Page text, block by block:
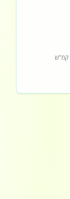
קמ"ש